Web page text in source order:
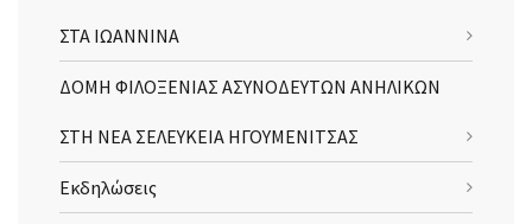
ΣΤΑ ΙΩΑΝΝΙΝΑ
ΔΟΜΗ ΦΙΛΟΞΕΝΙΑΣ ΑΣΥΝΟΔΕΥΤΩΝ ΑΝΗΛΙΚΩΝ
ΣΤΗ ΝΕΑ ΣΕΛΕΥΚΕΙΑ ΗΓΟΥΜΕΝΙΤΣΑΣ
Εκδηλώσεις